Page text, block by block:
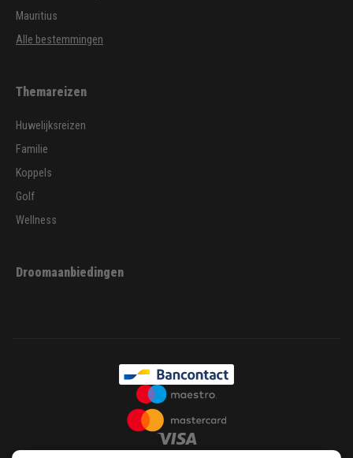
Mauritius
Alle bestemmingen
Themareizen
Huwelijksreizen
Familie
Koppels
Golf
Wellness
Droomaanbiedingen